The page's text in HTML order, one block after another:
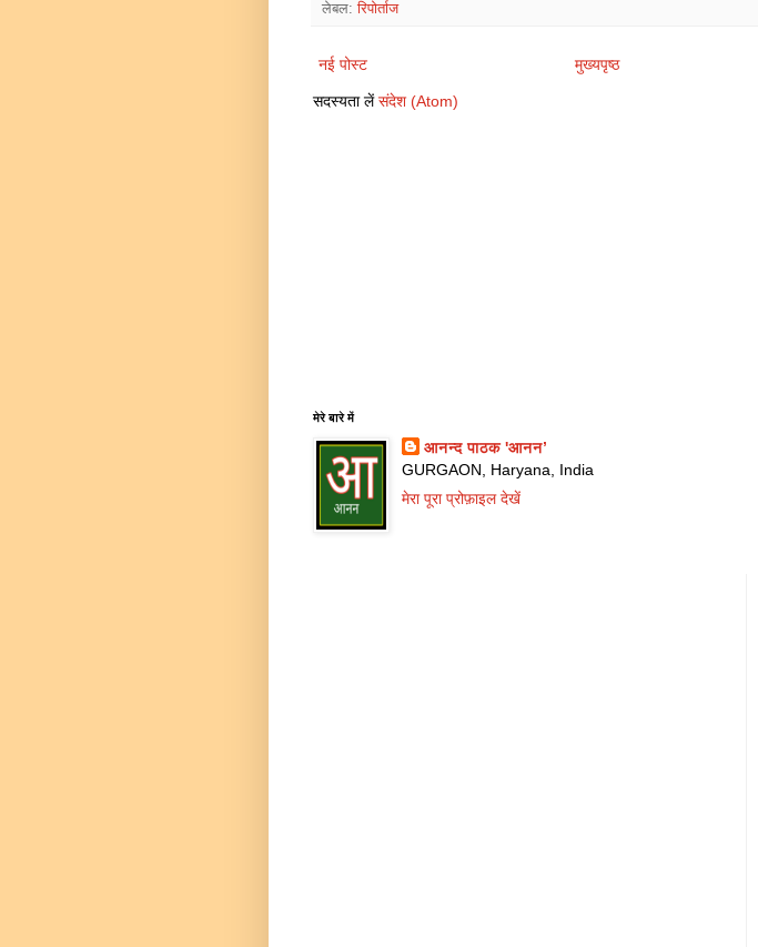
लेबल:रिपोर्ताज
नई पोस्ट मुख्यपृष्ठ
सदस्यता लेंसंदेश (Atom)
मेरे बारे में
आनन्द पाठक 'आनन’
GURGAON, Haryana, India
मेरा पूरा प्रोफ़ाइल देखें